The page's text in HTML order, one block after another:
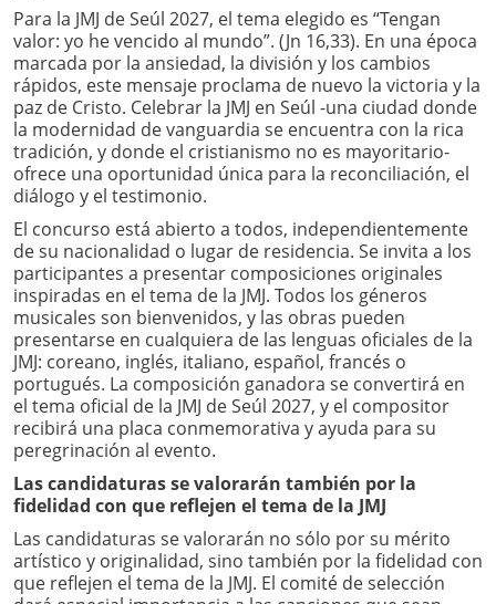
Para la JMJ de Seúl 2027, el tema elegido es “Tengan
valor: yo he vencido al mundo”. (Jn 16,33). En una época
marcada por la ansiedad, la división y los cambios
rápidos, este mensaje proclama de nuevo la victoria y la
paz de Cristo. Celebrar la JMJ en Seúl -una ciudad donde
la modernidad de vanguardia se encuentra con la rica
tradición, y donde el cristianismo no es mayoritario-
ofrece una oportunidad única para la reconciliación, el
diálogo y el testimonio.
El concurso está abierto a todos, independientemente
de su nacionalidad o lugar de residencia. Se invita a los
participantes a presentar composiciones originales
inspiradas en el tema de la JMJ. Todos los géneros
musicales son bienvenidos, y las obras pueden
presentarse en cualquiera de las lenguas oficiales de la
JMJ: coreano, inglés, italiano, español, francés o
portugués. La composición ganadora se convertirá en
el tema oficial de la JMJ de Seúl 2027, y el compositor
recibirá una placa conmemorativa y ayuda para su
peregrinación al evento.
Las candidaturas se valorarán también por la
fidelidad con que reflejen el tema de la JMJ
Las candidaturas se valorarán no sólo por su mérito
artístico y originalidad, sino también por la fidelidad con
que reflejen el tema de la JMJ. El comité de selección